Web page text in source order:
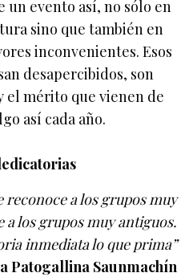
un evento así, no sólo en
sino que también en
inconvenientes. Esos
desapercibidos, son
el mérito que vienen de
así cada año.
reconoce a los grupos muy
a los grupos muy antiguos.
inmediata lo que prima”
Patogallina Saunmachín